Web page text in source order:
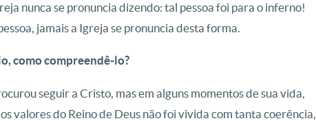
nunca se pronuncia dizendo: tal pessoa foi para o inferno!
jamais a Igreja se pronuncia desta forma.
como compreendê-lo?
seguir a Cristo, mas em alguns momentos de sua vida,
valores do Reino de Deus não foi vivida com tanta coerência,